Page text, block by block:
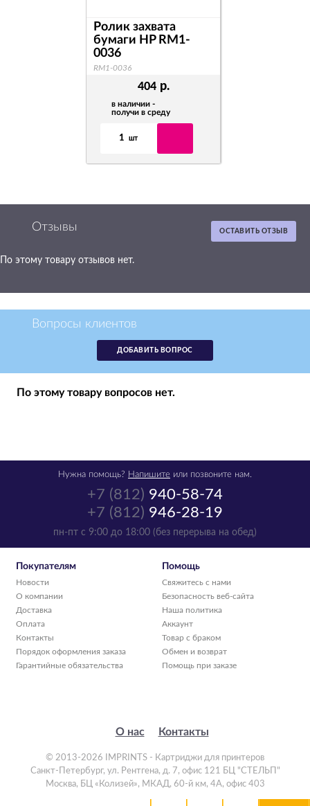
404 р.
в наличии -
получи в среду
1 шт
Ролик захвата
бумаги HP RM1-
0036
RM1-0036
ОСТАВИТЬ ОТЗЫВ
Отзывы
По этому товару отзывов нет.
ДОБАВИТЬ ВОПРОС
Вопросы клиентов
По этому товару вопросов нет.
+7 (812) 940-58-74
+7 (812) 946-28-19
пн-пт с 9:00 до 18:00 (без перерыва на обед)
Нужна помощь? Напишите или позвоните нам.
Покупателям
Новости
О компании
Доставка
Оплата
Контакты
Порядок оформления заказа
Гарантийные обязательства
Помощь
Свяжитесь с нами
Безопасность веб-сайта
Наша политика
Аккаунт
Товар с браком
Обмен и возврат
Помощь при заказе
О нас Контакты
© 2013-2026 IMPRINTS - Картриджи для принтеров
Санкт-Петербург, ул. Рентгена, д. 7, офис 121 БЦ "СТЕЛЬП"
Москва, БЦ «Колизей», МКАД, 60-й км, 4А, офис 403